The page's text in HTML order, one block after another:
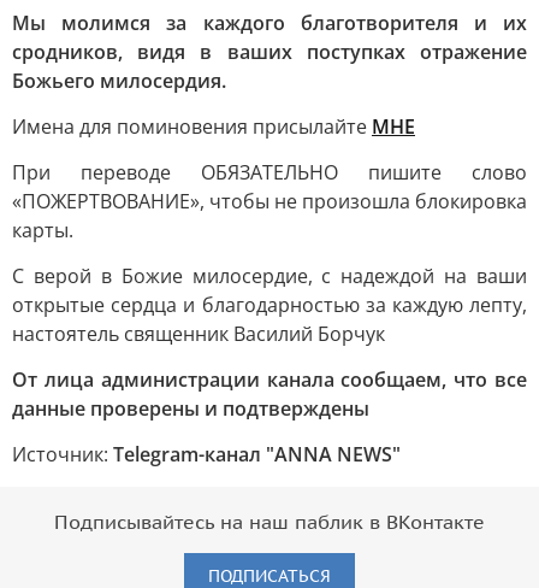
Мы молимся за каждого благотворителя и их
сродников, видя в ваших поступках отражение
Божьего милосердия.
Имена для поминовения присылайте МНЕ
При переводе ОБЯЗАТЕЛЬНО пишите слово
«ПОЖЕРТВОВАНИЕ», чтобы не произошла блокировка
карты.
С верой в Божие милосердие, с надеждой на ваши
открытые сердца и благодарностью за каждую лепту,
настоятель священник Василий Борчук
От лица администрации канала сообщаем, что все
данные проверены и подтверждены
Источник: Telegram-канал "ANNA NEWS"
Подписывайтесь на наш паблик в ВКонтакте
ПОДПИСАТЬСЯ